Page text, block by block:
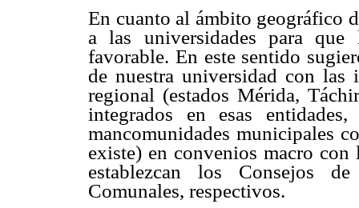
En cuanto al ámbito geográfico
a las universidades para
favorable. En este sentido
de nuestra universidad con las
regional (estados Mérida,
integrados en esas
mancomunidades municipales
existe) en convenios macro con
establezcan los Consejos
Comunales, respectivos.